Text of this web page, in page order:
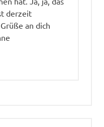
derzeit
an dich